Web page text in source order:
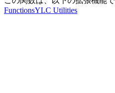
FunctionsYLC Utilities